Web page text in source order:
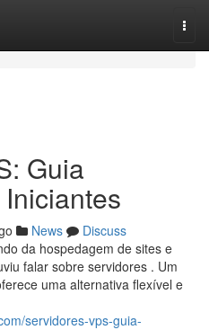
Guia
News
Discuss
da hospedagem de sites e
falar sobre servidores . Um
uma alternativa flexível e
servidores-vps-guia-